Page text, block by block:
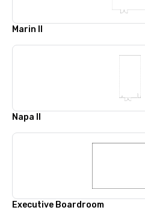
Marin II
Napa II
Executive Boardroom